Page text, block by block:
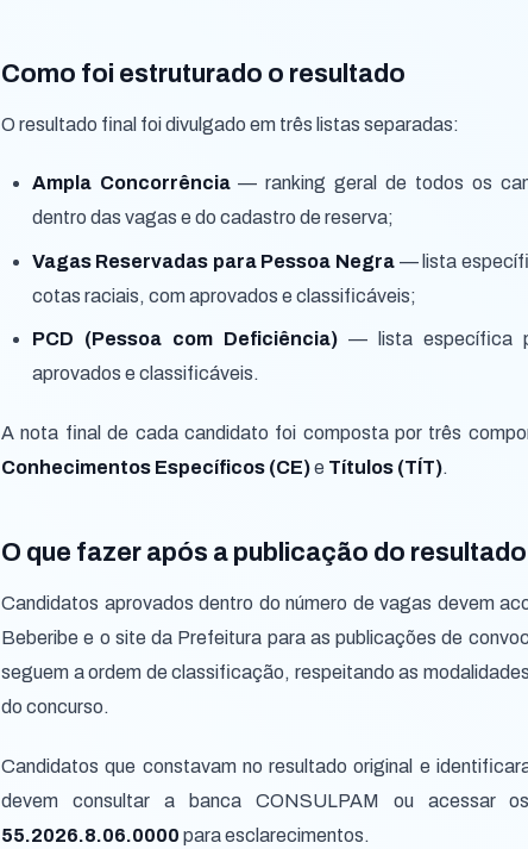
Como foi estruturado o resultado
O resultado final foi divulgado em três listas separadas:
Ampla Concorrência— ranking geral de todos os
dentro das vagas e do cadastro de reserva;
Vagas Reservadas para Pessoa Negra — lista
cotas raciais, com aprovados e classificáveis;
PCD (Pessoa com Deficiência)— lista específica
aprovados e classificáveis.
A nota final de cada candidato foi composta por três
Conhecimentos Específicos (CE)e Títulos (TÍT).
O que fazer após a publicação do
Candidatos aprovados dentro do número de vagas devem
Beberibe e o site da Prefeitura para as publicações de
seguem a ordem de classificação, respeitando as
do concurso.
Candidatos que constavam no resultado original e
devem consultar a banca CONSULPAM ou acessar
55.2026.8.06.0000 para esclarecimentos.